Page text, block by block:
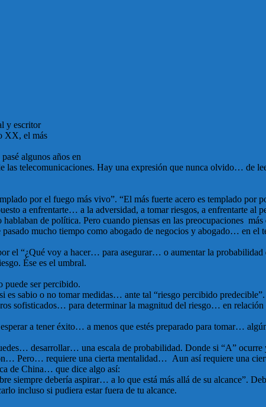
y escritor
XX, el más
algunos años en
las telecomunicaciones. Hay una expresión que nunca olvido… de
por el fuego más vivo”. “El más fuerte acero es templado por
a enfrentarte… a la adversidad, a tomar riesgos, a enfrentarte al
de política. Pero cuando piensas en las preocupaciones
mucho tiempo como abogado de negocios y abogado… en el
el “¿Qué voy a hacer… para asegurar… o aumentar la probabilidad
Ése es el umbral.
puede ser percibido.
es sabio o no tomar medidas… ante tal “riesgo percibido predecible”.
sofisticados… para determinar la magnitud del riesgo… en
a tener éxito… a menos que estés preparado para tomar…
desarrollar… una escala de probabilidad. Donde si “A” ocurre
Pero… requiere una cierta mentalidad… Aun así requiere una
de China… que dice algo así:
debería aspirar… a lo que está más allá de su alcance”.
incluso si pudiera estar fuera de tu alcance.